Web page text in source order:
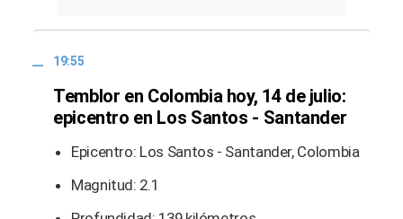
19:55
Temblor en Colombia hoy, 14 de julio:
epicentro en Los Santos - Santander
Epicentro: Los Santos - Santander, Colombia
Magnitud: 2.1